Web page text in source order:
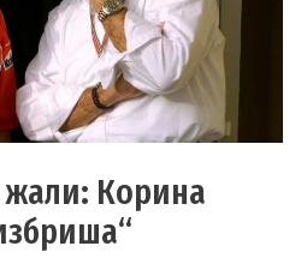
жали: Корина